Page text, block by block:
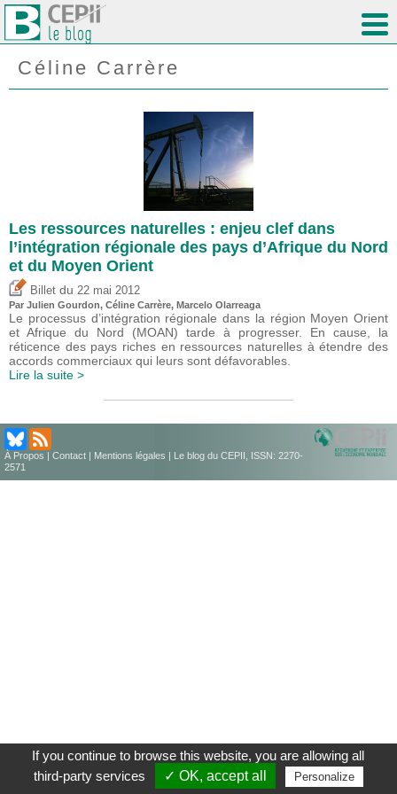
Céline Carrère
Les ressources naturelles : enjeu clef dans
l’intégration régionale des pays d’Afrique du Nord
et du Moyen Orient
Billet du 22 mai 2012
Par Julien Gourdon, Céline Carrère, Marcelo Olarreaga
Le processus d’intégration régionale dans la région Moyen Orient
et Afrique du Nord (MOAN) tarde à progresser. En cause, la
réticence des pays riches en ressources naturelles à étendre des
accords commerciaux qui leurs sont défavorables.
Lire la suite >
À Propos Contact Mentions légales | Le blog du CEPII, ISSN: 2270-
2571
If you continue to browse this website, you are allowing all
third-party services
✓ OK, accept all Personalize